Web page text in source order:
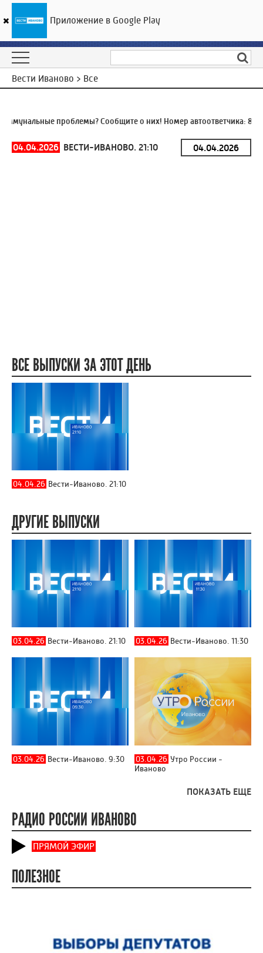
ГТРК «Ивтелерадио»
Вести Иваново > Все
проблемы? Сообщите о них! Номер автоответчика:8
04.04.2026 ВЕСТИ-ИВАНОВО. 21:10
ВСЕ ВЫПУСКИ ЗА ЭТОТ ДЕНЬ
04.04.26 Вести-Иваново. 21:10
ДРУГИЕ ВЫПУСКИ
03.04.26 Вести-Иваново. 21:10 03.04.26 Вести-Иваново. 11:30
03.04.26 Вести-Иваново. 9:30 03.04.26 Утро России -
Иваново
ПОКАЗАТЬ ЕЩЕ
РАДИО РОССИИ ИВАНОВО
ПРЯМОЙ ЭФИР
ПОЛЕЗНОЕ
Приложение в Google Play